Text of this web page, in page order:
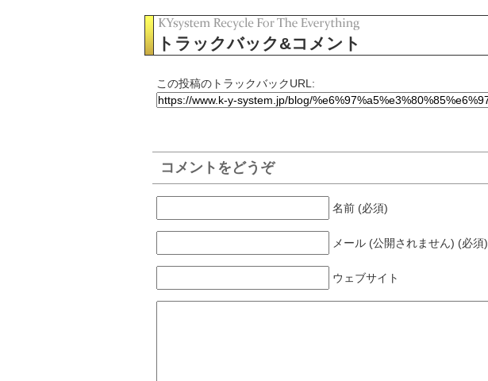
トラックバック&コメント
この投稿のトラックバックURL:
コメントをどうぞ
名前 (必須)
メール (公開されません) (必須)
ウェブサイト